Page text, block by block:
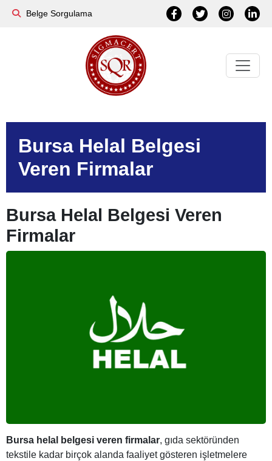
Belge Sorgulama
Bursa Helal Belgesi
Veren Firmalar
Bursa Helal Belgesi Veren
Firmalar
Bursa helal belgesi veren firmalar, gıda sektöründen
tekstile kadar birçok alanda faaliyet gösteren işletmelere